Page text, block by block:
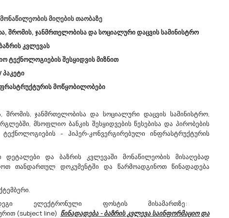
20/03/2023
Სსიპ Საქართველოს
Აცხადებს Ბაზრის Კვლევას
39100000 - ავეჯი.
კ: 206074193) გეგმავს სხვადასხვა ტიპის
ავეჯის შესყიდვას. შესყიდვის
მიღების თაობაზე
ჯანმრთელობისა და სოციალური დაცვის სამინისტრო
კვლევას
ტექნოლოგიების შესყიდვის მიზნით
პაკეტი
მოწყობილობები
ჯანმრთელობისა და სოციალური დაცვის სამინისტრო,
მსოფლიო ბანკის შესყიდვების წესებისა და პირობების
- ჰიპერ-კონვერგირებული ინფრასტრუქტურის
დეტალები და ბაზრის კვლევაში მონაწილეობის მისაღებად
თანდართულ დოკუმენტში და წარმოადგინოთ წინადადება
ელექტრონული ფოსტის მისამართზე:
(subject line) წინადადება - ბაზრის კვლევა საინფორმაციო და